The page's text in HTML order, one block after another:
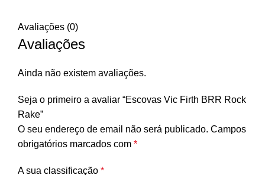
Avaliações (0)
Avaliações
Ainda não existem avaliações.
Seja o primeiro a avaliar “Escovas Vic Firth BRR Rock
Rake”
O seu endereço de email não será publicado. Campos
obrigatórios marcados com *
A sua classificação *